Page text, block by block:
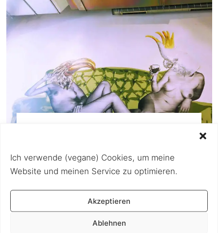
Ich verwende (vegane) Cookies, um meine
Website und meinen Service zu optimieren.
Akzeptieren
Ablehnen
Das Figar in der Kirchengasse, nahe der
Mariahilfer Straße, gibt es nicht nur im 7.